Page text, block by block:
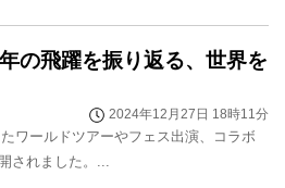
の飛躍を振り返る、世界を
2024年12月27日 18時11分
ワールドツアーやフェス出演、コラボ
されました。...